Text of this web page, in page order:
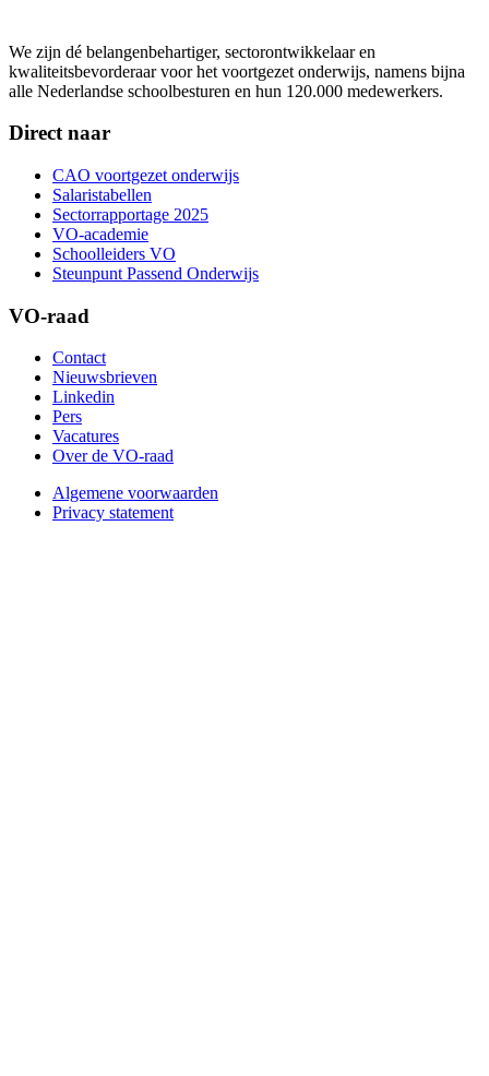
We zijn dé belangenbehartiger, sectorontwikkelaar en
kwaliteitsbevorderaar voor het voortgezet onderwijs, namens bijna
alle Nederlandse schoolbesturen en hun 120.000 medewerkers.
Direct naar
CAO voortgezet onderwijs
Salaristabellen
Sectorrapportage 2025
VO-academie
Schoolleiders VO
Steunpunt Passend Onderwijs
VO-raad
Contact
Nieuwsbrieven
Linkedin
Pers
Vacatures
Over de VO-raad
Algemene voorwaarden
Privacy statement